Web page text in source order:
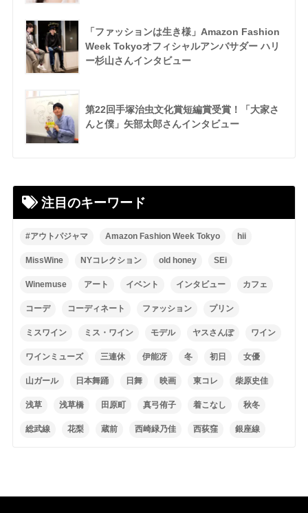
「ファッションは生き様」Amazon Fashion
Week Tokyoオフィシャルアンバサダー ハリ
ー杉山さんインタビュー
第22回手塚治虫文化賞短編賞受賞！「大家さ
んと僕」矢部太郎さんインタビュー
注目のキーワード
#アウトパジャマ Amazon Fashion Week Tokyo hii
MissWine NYコレクション old honey SEi
Winemuse アート イベント インタビュー カフェ
コーデ コーディネート ファッション プリン
ミスワイン ミス・ワイン モデル ヤスさんぽ ワイン
ワインミューズ 三連休 伊能冴 冬 初日 女優
山ガール 日本舞踊 日舞 映画 東コレ 柴原史佳
浅草 浅草橋 田原町 真弓侑子 着こなし 秋冬
総武線 花梨 蔵前 西崎緑乃佳 西荻窪 銀座線